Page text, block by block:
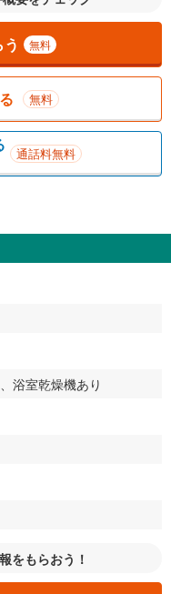
無料
無料
通話料無料
浴室乾燥機あり
をもらおう！